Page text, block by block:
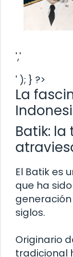
','
' ); } ?>
La
Batik:
El Batik es
que ha
siglos.
Originario
tradicional